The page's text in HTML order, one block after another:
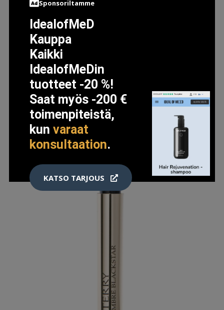
Sponsoriltamme
IdealofMeD
Kauppa
Kaikki
IdealofMeDin
tuotteet -20 %!
Saat myös -200 €
toimenpiteistä,
kunvaraat
konsultaation.
KATSO TARJOUS